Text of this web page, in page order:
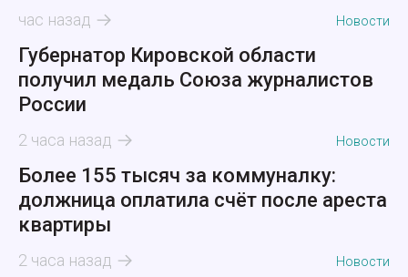
час назад Новости
Губернатор Кировской области
получил медаль Союза журналистов
России
2 часа назад Новости
Более 155 тысяч за коммуналку:
должница оплатила счёт после ареста
квартиры
2 часа назад Новости